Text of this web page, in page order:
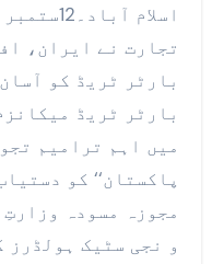
اسلام آباد۔12ستمبر (اے پی پی):وفاقی وزارتِ
تجارت نے ایران،
بارٹر ٹریڈ کو
میں اہم ترامیم
پاکستان‘‘ کو
مجوزہ مسودہ
و نجی سٹیک ہولڈرز